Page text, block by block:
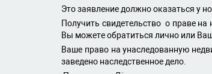
Это заявление должно оказаться у
Получить свидетельство о праве на
Вы можете обратиться лично или
Ваше право на унаследованную
заведено наследственное дело.